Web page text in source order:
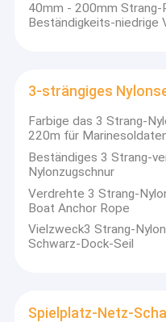
Produkte
Videos
Über uns
Werksbesichtigung
Qualitätskontrolle
40mm - 200mm
Beständigkeits-niedrige
3-strängiges
Farbige das 3 Strang-
220m für
Beständiges 3 Strang-
Nylonzugschnur
Verdrehte 3 Strang-
Boat Anchor Rope
Vielzweck3 Strang-
Schwarz-Dock-Seil
Spielplatz-Netz-
professioneller Seil
reicher Erfahrung in der
Vertrieb und
umfassen eine Vielzahl
Kombinationsseile für
Seilanschlüsse, Kletternetze
Seilhängematten, Seilbrücke
usw.
Heute haben wir eigene
Anforderungen an
Spielplätze erfüllen.Wir
ganzen Welt..